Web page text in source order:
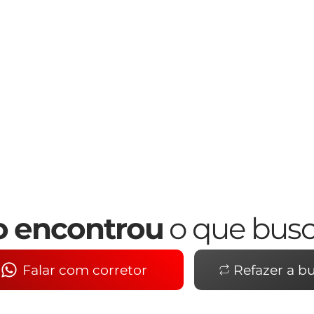
encontrou o que
Falar com corretor Refazer a